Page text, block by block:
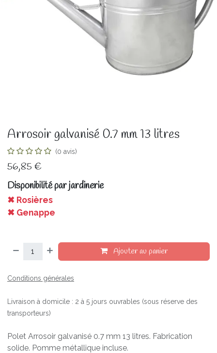
Arrosoir galvanisé 0.7 mm 13 litres
(0 avis)
56,85 €
Disponibilité par jardinerie
✖ Rosières
✖ Genappe
Ajouter au panier
Conditions générales
Livraison à domicile : 2 à 5 jours ouvrables (sous réserve des
transporteurs)
Polet Arrosoir galvanisé 0.7 mm 13 litres. Fabrication
solide. Pomme métallique incluse.